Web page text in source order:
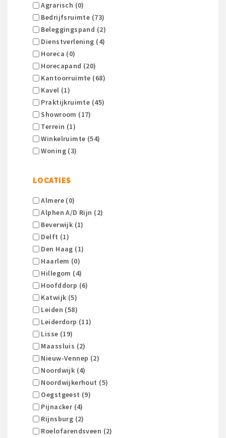
Agrarisch (0)
Bedrijfsruimte (73)
Beleggingspand (2)
Dienstverlening (4)
Horeca (0)
Horecapand (20)
Kantoorruimte (68)
Kavel (1)
Praktijkruimte (45)
Showroom (17)
Terrein (1)
Winkelruimte (54)
Woning (3)
LOCATIES
Almere (0)
Alphen A/d Rijn (2)
Beverwijk (1)
Delft (1)
Den Haag (1)
Haarlem (0)
Hillegom (4)
Hoofddorp (6)
Katwijk (5)
Leiden (58)
Leiderdorp (11)
Lisse (19)
Maassluis (2)
Nieuw-Vennep (2)
Noordwijk (4)
Noordwijkerhout (5)
Oegstgeest (9)
Pijnacker (4)
Rijnsburg (2)
Roelofarendsveen (2)